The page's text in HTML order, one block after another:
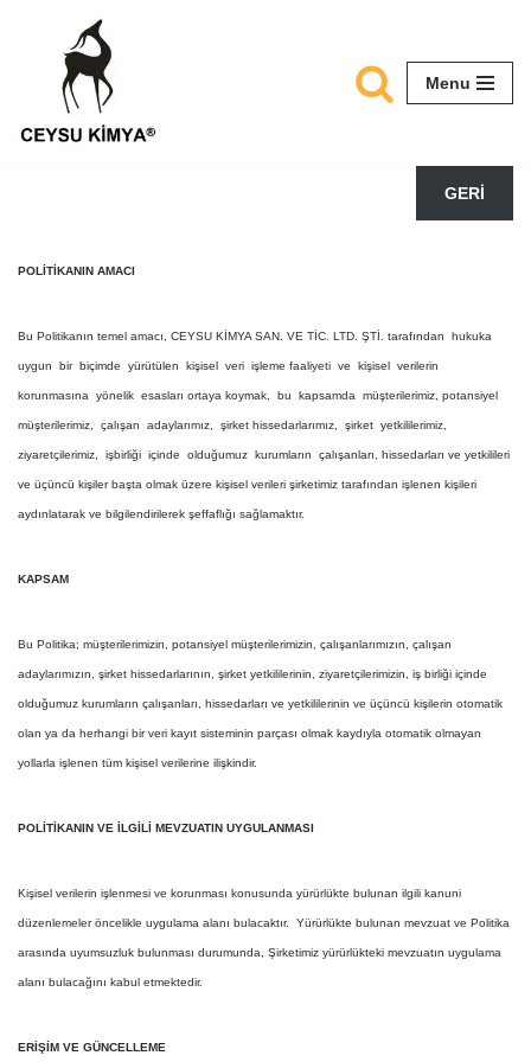
Menu
GERİ
POLİTİKANIN AMACI
Bu Politikanın temel amacı, CEYSU KİMYA SAN. VE TİC. LTD. ŞTİ. tarafından hukuka
uygun bir biçimde yürütülen kişisel veri işleme faaliyeti ve kişisel verilerin
korunmasına yönelik esasları ortaya koymak, bu kapsamda müşterilerimiz, potansiyel
müşterilerimiz, çalışan adaylarımız, şirket hissedarlarımız, şirket yetkililerimiz,
ziyaretçilerimiz, işbirliği içinde olduğumuz kurumların çalışanları, hissedarları ve yetkilileri
ve üçüncü kişiler başta olmak üzere kişisel verileri şirketimiz tarafından işlenen kişileri
aydınlatarak ve bilgilendirilerek şeffaflığı sağlamaktır.
KAPSAM
Bu Politika; müşterilerimizin, potansiyel müşterilerimizin, çalışanlarımızın, çalışan
adaylarımızın, şirket hissedarlarının, şirket yetkililerinin, ziyaretçilerimizin, iş birliği içinde
olduğumuz kurumların çalışanları, hissedarları ve yetkililerinin ve üçüncü kişilerin otomatik
olan ya da herhangi bir veri kayıt sisteminin parçası olmak kaydıyla otomatik olmayan
yollarla işlenen tüm kişisel verilerine ilişkindir.
POLİTİKANIN VE İLGİLİ MEVZUATIN UYGULANMASI
Kişisel verilerin işlenmesi ve korunması konusunda yürürlükte bulunan ilgili kanuni
düzenlemeler öncelikle uygulama alanı bulacaktır. Yürürlükte bulunan mevzuat ve Politika
arasında uyumsuzluk bulunması durumunda, Şirketimiz yürürlükteki mevzuatın uygulama
alanı bulacağını kabul etmektedir.
ERİŞİM VE GÜNCELLEME